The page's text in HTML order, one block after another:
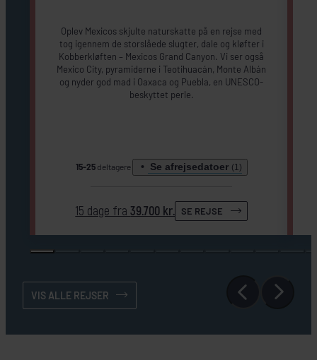
Oplev Mexicos skjulte naturskatte på en rejse med
tog igennem de storslåede slugter, dale og kløfter i
Kobberkløften – Mexicos Grand Canyon. Vi ser også
Mexico City, pyramiderne i Teotihuacán, Monte Albán
og nyder god mad i Oaxaca og Puebla, en UNESCO-
beskyttet perle.
15-25deltagere Se afrejsedatoer (1)
15 dage fra39.700 kr. SE REJSE
VIS ALLE REJSER